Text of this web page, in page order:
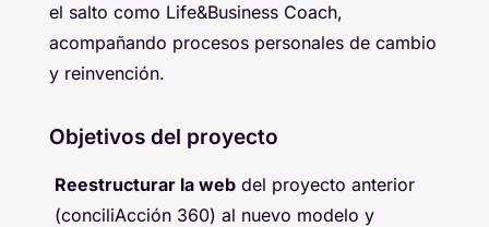
el salto como Life&Business Coach,
acompañando procesos personales de cambio
y reinvención.
Objetivos del proyecto
Reestructurar la web del proyecto anterior
(conciliAcción 360) al nuevo modelo y